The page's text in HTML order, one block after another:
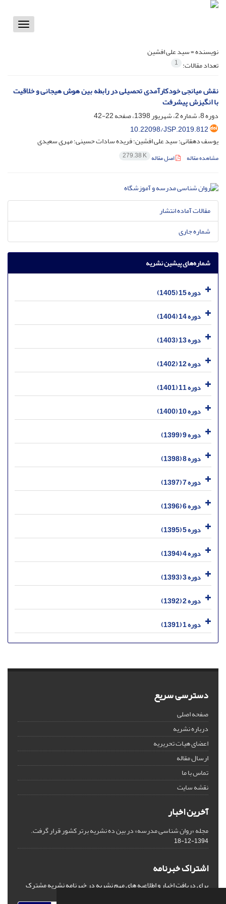
Toggle
نویسنده =سید علی افشین
تعداد مقالات: 1
نقش میانجی خودکارآمدی تحصیلی در رابطه بین هوش هیجانی و خلاقیت
با انگیزش پیشرفت
دوره 8، شماره 2، شهریور 1398، صفحه
22-42
10.22098/JSP.2019.812
یوسف دهقانی؛ سید علی افشین؛ فریده سادات حسینی؛ مهری سعیدی
مشاهده مقاله اصل مقاله 279.38 K
مقالات آماده انتشار
شماره جاری
شماره‌های پیشین نشریه
دوره 15 (1405)
دوره 14 (1404)
دوره 13 (1403)
دوره 12 (1402)
دوره 11 (1401)
دوره 10 (1400)
دوره 9 (1399)
دوره 8 (1398)
دوره 7 (1397)
دوره 6 (1396)
دوره 5 (1395)
دوره 4 (1394)
دوره 3 (1393)
دوره 2 (1392)
دوره 1 (1391)
دسترسی سریع
صفحه اصلی
درباره نشریه
اعضای هیات تحریریه
ارسال مقاله
تماس با ما
نقشه سایت
آخرین اخبار
مجله «روان شناسی مدرسه» در بین ده نشریه برتر کشور قرار گرفت.
1394-12-18
اشتراک خبرنامه
برای دریافت اخبار و اطلاعیه های مهم نشریه در خبرنامه نشریه مشترک